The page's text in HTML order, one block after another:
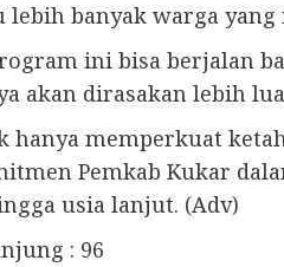
lebih banyak warga
ini bisa berjalan
akan dirasakan lebih
hanya memperkuat
Pemkab Kukar
usia lanjut. (Adv)
: 96